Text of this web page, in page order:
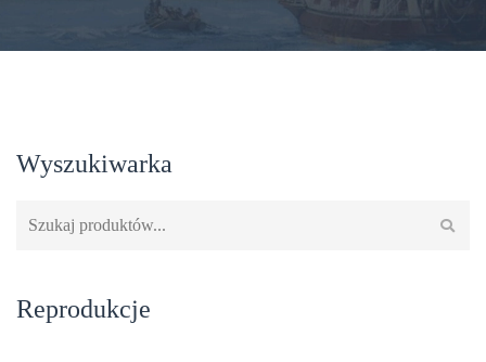
Wyszukiwarka
Reprodukcje